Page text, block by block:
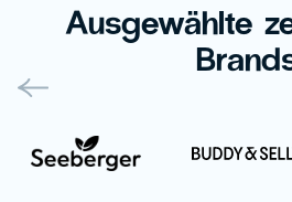
Ausgewählte